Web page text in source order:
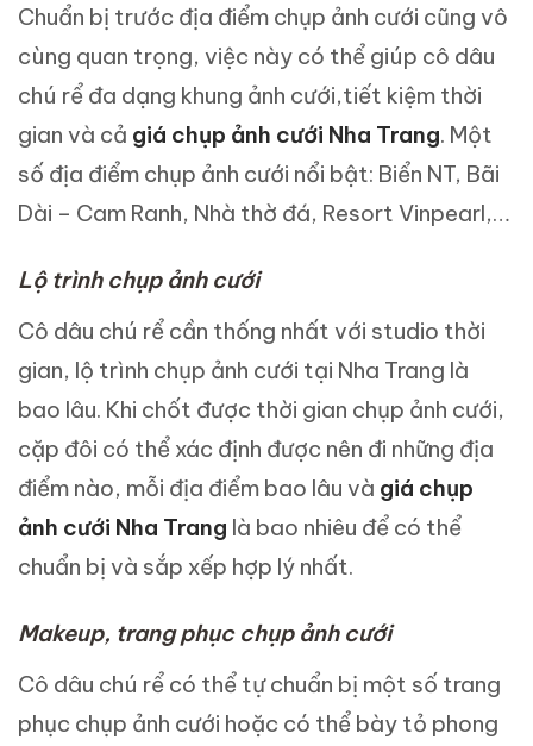
Chuẩn bị trước địa điểm chụp ảnh cưới cũng vô
cùng quan trọng, việc này có thể giúp cô dâu
chú rể đa dạng khung ảnh cưới,tiết kiệm thời
gian và cả giá chụp ảnh cưới Nha Trang. Một
số địa điểm chụp ảnh cưới nổi bật: Biển NT, Bãi
Dài – Cam Ranh, Nhà thờ đá, Resort Vinpearl,…
Lộ trình chụp ảnh cưới
Cô dâu chú rể cần thống nhất với studio thời
gian, lộ trình chụp ảnh cưới tại Nha Trang là
bao lâu. Khi chốt được thời gian chụp ảnh cưới,
cặp đôi có thể xác định được nên đi những địa
điểm nào, mỗi địa điểm bao lâu và giá chụp
ảnh cưới Nha Trang là bao nhiêu để có thể
chuẩn bị và sắp xếp hợp lý nhất.
Makeup, trang phục chụp ảnh cưới
Cô dâu chú rể có thể tự chuẩn bị một số trang
phục chụp ảnh cưới hoặc có thể bày tỏ phong